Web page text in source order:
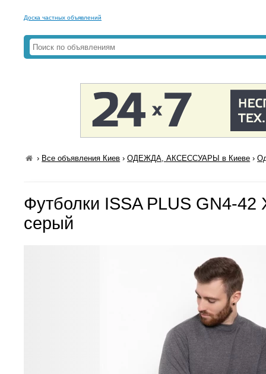
Доска частных объявлений
› Все объявления Киев ›ОДЕЖДА, АКСЕССУАРЫ в Киеве ›
Футболки ISSA PLUS GN4-42
серый